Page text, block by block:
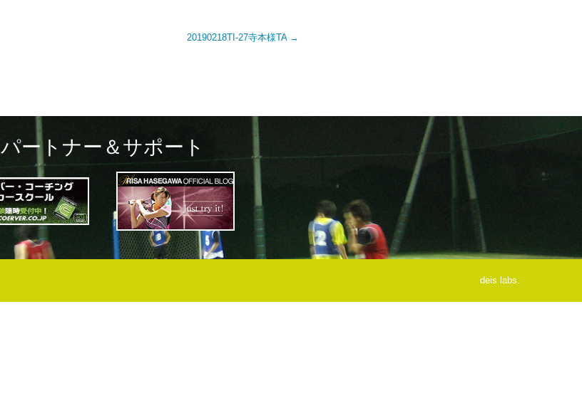
20190218TI-27寺本様TA →
パートナー＆サポート
deis labs.